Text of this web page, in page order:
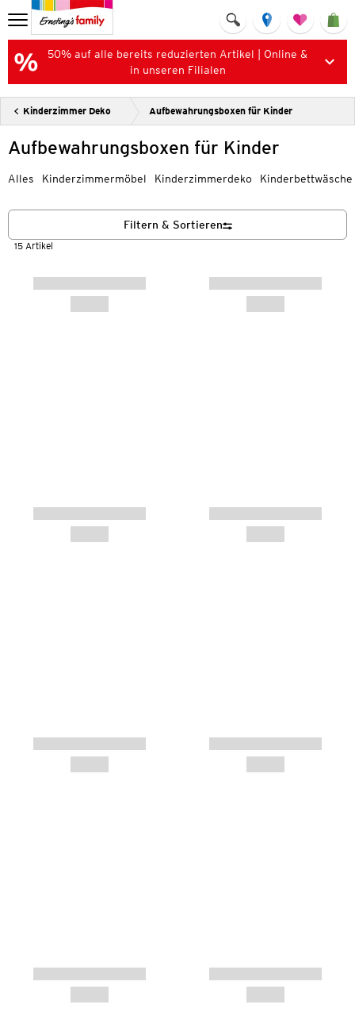
50% auf alle bereits reduzierten Artikel | Online &
in unseren Filialen
Kinderzimmer Deko Aufbewahrungsboxen für Kinder
Aufbewahrungsboxen für Kinder
Alles Kinderzimmermöbel Kinderzimmerdeko Kinderbettwäsche
15 Artikel
Filtern & Sortieren